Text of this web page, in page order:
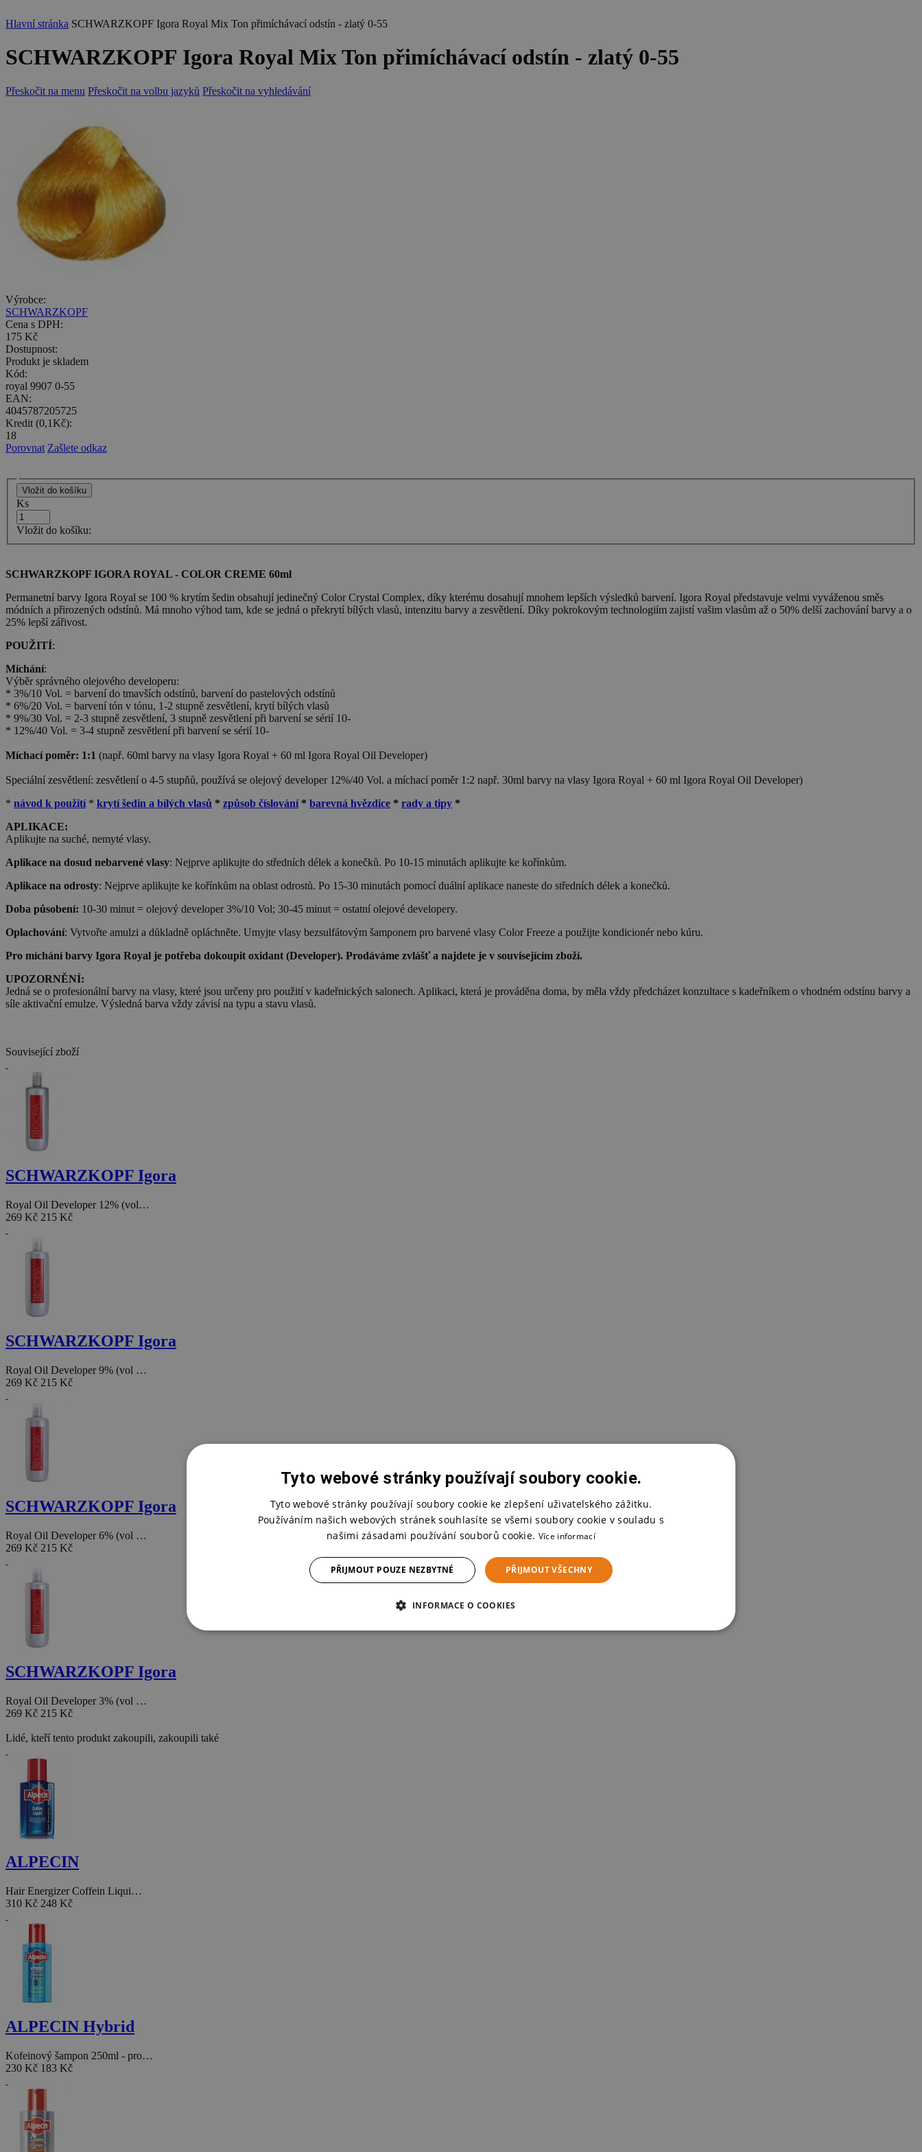
Hlavní stránka SCHWARZKOPF Igora Royal Mix Ton přimíchávací odstín - zlatý 0-55
SCHWARZKOPF Igora Royal Mix Ton přimíchávací odstín - zlatý 0-55
Přeskočit na menu Přeskočit na volbu jazyků Přeskočit na vyhledávání
Výrobce:
SCHWARZKOPF
Cena s DPH:
175 Kč
Dostupnost:
Produkt je skladem
Kód:
royal 9907 0-55
EAN:
4045787205725
Kredit (0,1Kč):
18
Porovnat Zašlete odkaz
Ks
Vložit do košíku:
SCHWARZKOPF IGORA ROYAL - COLOR CREME 60ml
Permanetní barvy Igora Royal se 100 % krytím šedin obsahují jedinečný Color Crystal Complex, díky kterému dosahují mnohem lepších výsledků barvení. Igora Royal představuje velmi vyváženou směs
módních a přirozených odstínů. Má mnoho výhod tam, kde se jedná o překrytí bílých vlasů, intenzitu barvy a zesvětlení. Díky pokrokovým technologiím zajistí vašim vlasům až o 50% delší zachování barvy a o
25% lepší zářivost.
POUŽITÍ:
Míchání:
Výběr správného olejového developeru:
* 3%/10 Vol. = barvení do tmavších odstínů, barvení do pastelových odstínů
* 6%/20 Vol. = barvení tón v tónu, 1-2 stupně zesvětlení, krytí bílých vlasů
* 9%/30 Vol. = 2-3 stupně zesvětlení, 3 stupně zesvětlení při barvení se sérií 10-
* 12%/40 Vol. = 3-4 stupně zesvětlení při barvení se sérií 10-
Míchací poměr: 1:1 (např. 60ml barvy na vlasy Igora Royal + 60 ml Igora Royal Oil Developer)
Speciální zesvětlení: zesvětlení o 4-5 stupňů, používá se olejový developer 12%/40 Vol. a míchací poměr 1:2 např. 30ml barvy na vlasy Igora Royal + 60 ml Igora Royal Oil Developer)
* návod k použití* krytí šedin a bílých vlasů * způsob číslování* barevná hvězdice * rady a tipy *
APLIKACE:
Aplikujte na suché, nemyté vlasy.
Aplikace na dosud nebarvené vlasy: Nejprve aplikujte do středních délek a konečků. Po 10-15 minutách aplikujte ke kořínkům.
Aplikace na odrosty: Nejprve aplikujte ke kořínkům na oblast odrostů. Po 15-30 minutách pomocí duální aplikace naneste do středních délek a konečků.
Doba působení: 10-30 minut = olejový developer 3%/10 Vol; 30-45 minut = ostatní olejové developery.
Oplachování: Vytvořte amulzi a důkladně opláchněte. Umyjte vlasy bezsulfátovým šamponem pro barvené vlasy Color Freeze a použijte kondicionér nebo kúru.
Pro míchání barvy Igora Royal je potřeba dokoupit oxidant (Developer). Prodáváme zvlášť a najdete je v souvisejícím zboží.
UPOZORNĚNÍ:
Jedná se o profesionální barvy na vlasy, které jsou určeny pro použití v kadeřnických salonech. Aplikaci, která je prováděna doma, by měla vždy předcházet konzultace s kadeřníkem o vhodném odstínu barvy a
síle aktivační emulze. Výsledná barva vždy závisí na typu a stavu vlasů.
Související zboží
SCHWARZKOPF Igora
Royal Oil Developer 12% (vol…
269 Kč 215 Kč
SCHWARZKOPF Igora
Royal Oil Developer 9% (vol …
269 Kč 215 Kč
SCHWARZKOPF Igora
Royal Oil Developer 6% (vol …
269 Kč 215 Kč
SCHWARZKOPF Igora
Royal Oil Developer 3% (vol …
269 Kč 215 Kč
Lidé, kteří tento produkt zakoupili, zakoupili také
ALPECIN
Hair Energizer Coffein Liqui…
310 Kč 248 Kč
ALPECIN Hybrid
Kofeinový šampon 250ml - pro…
230 Kč 183 Kč
Tyto webové stránky používají soubory cookie.
Tyto webové stránky používají soubory cookie ke zlepšení uživatelského zážitku.
Používáním našich webových stránek souhlasíte se všemi soubory cookie v souladu s
našimi zásadami používání souborů cookie. Více informací
PŘIJMOUT VŠECHNY
PŘIJMOUT POUZE NEZBYTNÉ
INFORMACE O COOKIES